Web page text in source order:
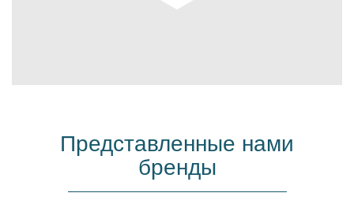
Представленные нами
бренды